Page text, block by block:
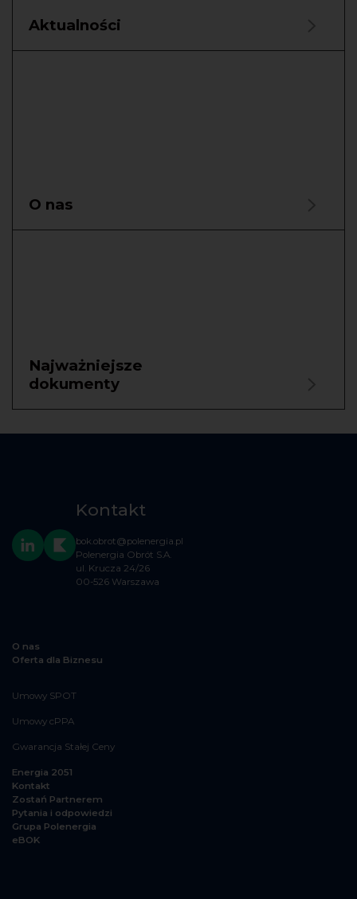
Aktualności
O nas
Najważniejsze
dokumenty
Kontakt
bok.obrot@polenergia.pl
Polenergia Obrót S.A.
ul. Krucza 24/26
00-526 Warszawa
O nas
Oferta dla Biznesu
Umowy SPOT
Umowy cPPA
Gwarancja Stałej Ceny
Energia 2051
Kontakt
Zostań Partnerem
Pytania i odpowiedzi
Grupa Polenergia
eBOK